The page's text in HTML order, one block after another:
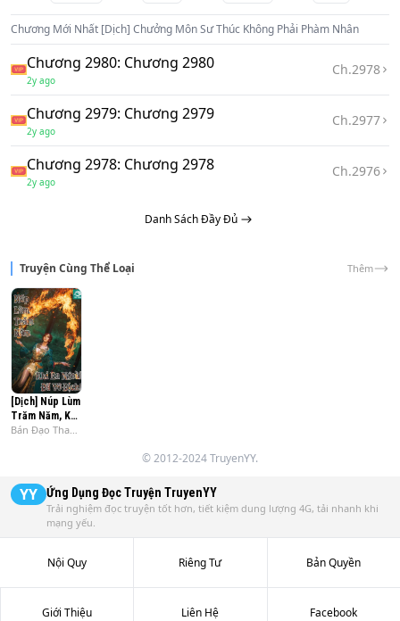
ngòm khó mà khép lại, dọa sợ tiên thần trên trời.
Đệ tử mới nhập môn khiếp sợ chỉ vào bầu trời: "Huynh vừa
nói với ta chưởng môn chỉ là một phàm nhân?"
Chương Mới Nhất [Dịch] Chưởng Môn Sư Thúc Không Phải Phàm Nhân
Chương 2980: Chương 2980
2y ago
Ch.2978
Chương 2979: Chương 2979
2y ago
Ch.2977
Chương 2978: Chương 2978
2y ago
Ch.2976
Danh Sách Đầy Đủ
Truyện Cùng Thể Loại Thêm
[Dịch] Núp Lùm
Trăm Năm, Khi
Ra Ngoài Đã Vô
Bán Đạo Thanh
© 2012-2024 TruyenYY.
YY Ứng Dụng Đọc Truyện TruyenYY
Trải nghiệm đọc truyện tốt hơn, tiết kiệm dung lượng 4G, tải nhanh khi
mạng yếu.
Nội Quy Riêng Tư Bản Quyền
Giới Thiệu Liên Hệ Facebook